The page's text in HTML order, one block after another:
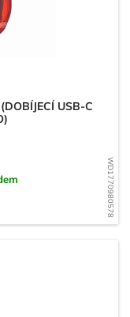
WD1770980578
USB-C